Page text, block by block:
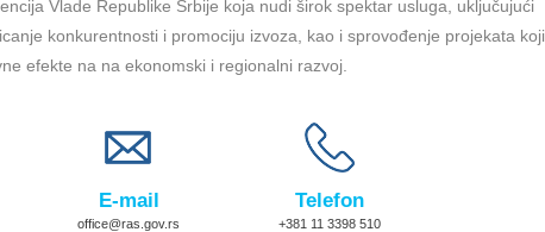
Vlade Republike Srbije koja nudi širok spektar usluga, uključujući
konkurentnosti i promociju izvoza, kao i sprovođenje projekata koji
efekte na na ekonomski i regionalni razvoj.
E-mail
office@ras.gov.rs
Telefon
+381 11 3398 510